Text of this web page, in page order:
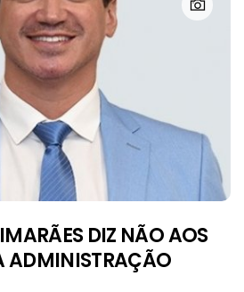
DIZ NÃO AOS
ADMINISTRAÇÃO